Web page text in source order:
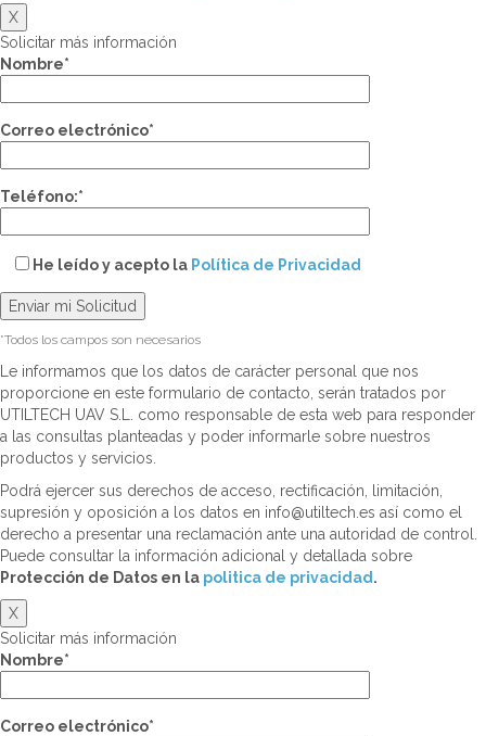
X
Solicitar más información
Nombre*
Correo electrónico*
Teléfono:*
He leído y acepto la Política de Privacidad
*Todos los campos son necesarios
Le informamos que los datos de carácter personal que nos
proporcione en este formulario de contacto, serán tratados por
UTILTECH UAV S.L. como responsable de esta web para responder
a las consultas planteadas y poder informarle sobre nuestros
productos y servicios.
Podrá ejercer sus derechos de acceso, rectificación, limitación,
supresión y oposición a los datos en info@utiltech.es así como el
derecho a presentar una reclamación ante una autoridad de control.
Puede consultar la información adicional y detallada sobre
Protección de Datos en la politica de privacidad .
X
Solicitar más información
Nombre*
Correo electrónico*